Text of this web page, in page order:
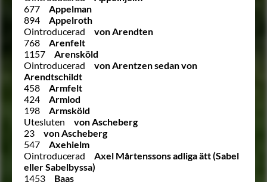
677
Appelman
894
Appelroth
Ointroducerad
von Arendten
768
Arenfelt
1157
Arensköld
Ointroducerad
von Arentzen sedan von
Arendtschildt
458
Armfelt
424
Armlod
198
Armsköld
Utesluten
von Ascheberg
23
von Ascheberg
547
Axehielm
Ointroducerad
Axel Mårtenssons adliga ätt (Sabel
eller Sabelbyssa)
1453
Baas